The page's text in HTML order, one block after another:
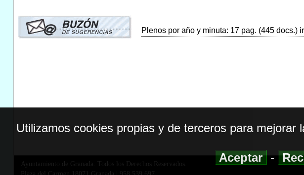
Plenos por año y minuta: 17 pag. (445 docs.)
Ayuntamiento de Granada. Todos los Derechos Reservados.
Utilizamos cookies propias y de terceros para
Aceptar-